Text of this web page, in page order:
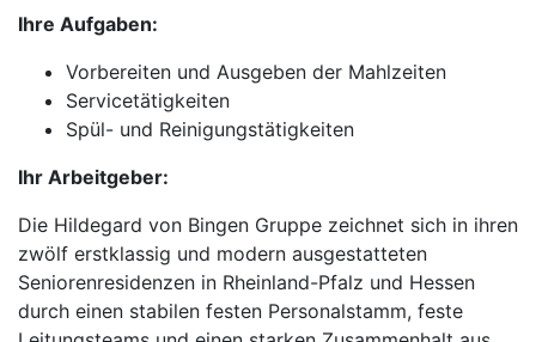
Ihre Aufgaben:
Vorbereiten und Ausgeben der Mahlzeiten
Servicetätigkeiten
Spül- und Reinigungstätigkeiten
Ihr Arbeitgeber:
Die Hildegard von Bingen Gruppe zeichnet sich in ihren
zwölf erstklassig und modern ausgestatteten
Seniorenresidenzen in Rheinland-Pfalz und Hessen
durch einen stabilen festen Personalstamm, feste